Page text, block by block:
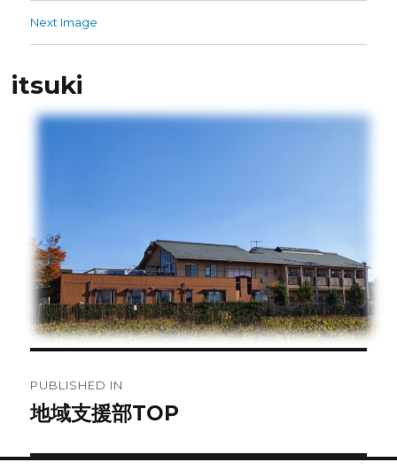
Next Image
itsuki
PUBLISHED IN
地域支援部TOP